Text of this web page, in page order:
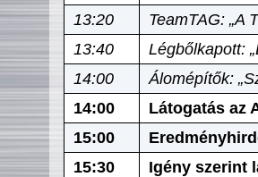
13:20
TeamTAG: „A
13:40
Légbőlkapott:
14:00
Álomépítők:
14:00
Látogatás az
15:00
15:30
Igény szerint